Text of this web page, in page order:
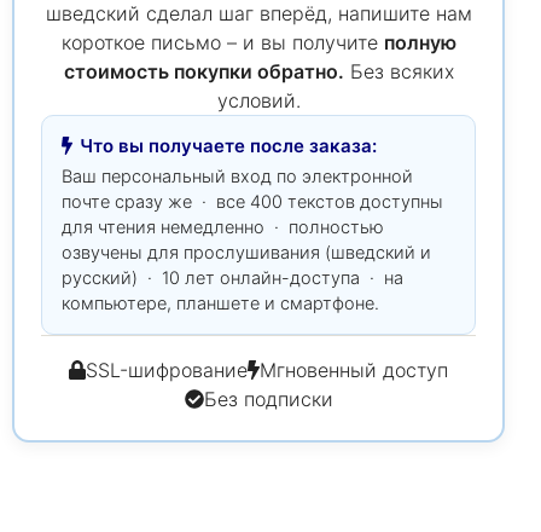
шведский сделал шаг вперёд, напишите нам
короткое письмо – и вы получите полную
стоимость покупки обратно. Без всяких
условий.
Что вы получаете после заказа:
Ваш персональный вход по электронной
почте сразу же · все 400 текстов доступны
для чтения немедленно · полностью
озвучены для прослушивания (шведский и
русский) · 10 лет онлайн-доступа · на
компьютере, планшете и смартфоне.
SSL-шифрование Мгновенный доступ
Без подписки